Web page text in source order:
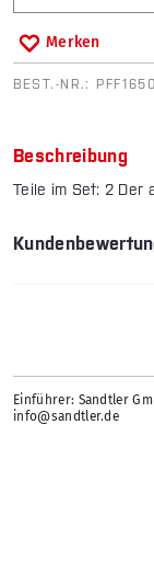
Merken
BEST.-NR.:
Beschreibung
Teile im Set: 2 Der
Einführer: Sandtler
info@sandtler.de